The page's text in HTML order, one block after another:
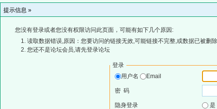
提示信息 »
您没有登录或者您没有权限访问此页面，可能有如下几个原因:
读取数据错误,原因：您要访问的链接无效,可能链接不完整,或数据已被删
您还不是论坛会员,请先登录论坛
登录
用户名
Email
密 码
隐身登录